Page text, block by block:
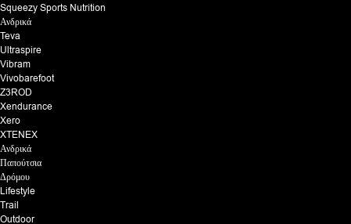
Squeezy Sports Nutrition
Ανδρικά
Teva
Ultraspire
Vibram
Vivobarefoot
Z3ROD
Xendurance
Xero
XTENEX
Ανδρικά
Παπούτσια
Δρόμου
Lifestyle
Trail
Outdoor